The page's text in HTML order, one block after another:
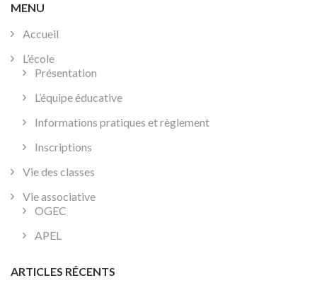
MENU
Accueil
L’école
Présentation
L’équipe éducative
Informations pratiques et règlement
Inscriptions
Vie des classes
Vie associative
OGEC
APEL
ARTICLES RÉCENTS